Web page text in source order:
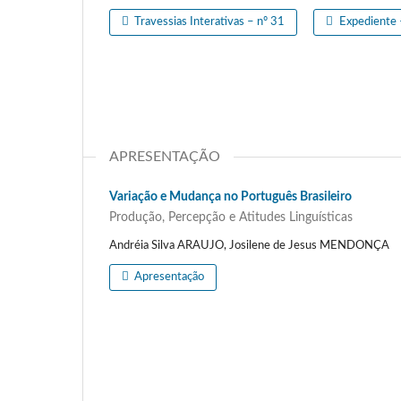
Travessias Interativas – nº 31 Expediente
APRESENTAÇÃO
Variação e Mudança no Português Brasileiro
Produção, Percepção e Atitudes Linguísticas
Andréia Silva ARAUJO, Josilene de Jesus MENDONÇA
Apresentação